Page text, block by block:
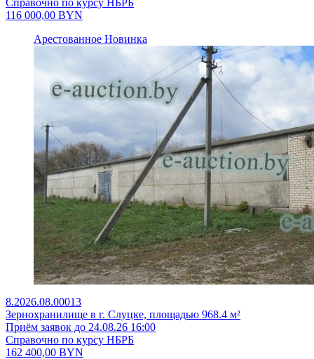
116 000,00 BYN
Арестованное Новинка
8.2026.08.00013
Зернохранилище в г. Слуцке, площадью 968.4 м²
Приём заявок до 24.08.26 16:00
Справочно по курсу НБРБ
162 400,00 BYN